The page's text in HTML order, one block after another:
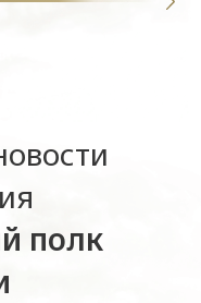
полк